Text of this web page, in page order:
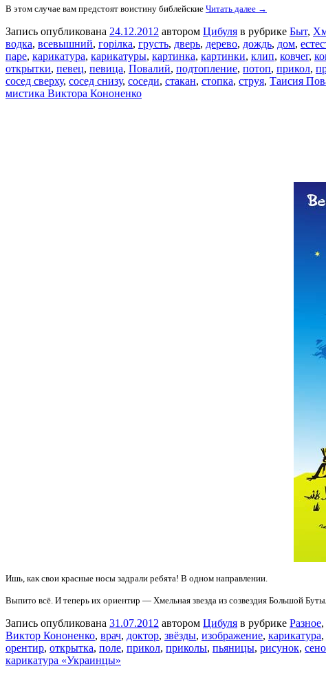
В этом случае вам предстоят воистину библейские Читать далее →
Запись опубликована 24.12.2012 автором Цибуля в рубрике Быт,
водка, всевышний, горілка, грусть, дверь, дерево, дождь, дом,
паре, карикатура, карикатуры, картинка, картинки, клип, ковчег,
открытки, певец, певица, Повалий, подтопление, потоп, прикол,
сосед сверху, сосед снизу, соседи, стакан, стопка, струя, Таисия
мистика Виктора Кононенко
Ишь, как свои красные носы задрали ребята! В одном направлении.
Выпито всё. И теперь их ориентир — Хмельная звезда из созвездия Большой
Запись опубликована 31.07.2012 автором Цибуля в рубрике Разное,
Виктор Кононенко, врач, доктор, звёзды, изображение, карикатура,
орентир, открытка, поле, прикол, приколы, пьяницы, рисунок, сено
карикатура «Украинцы»